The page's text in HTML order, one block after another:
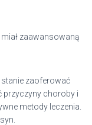
zaawansowaną
stanie zaoferować
przyczyny choroby i
metody leczenia.